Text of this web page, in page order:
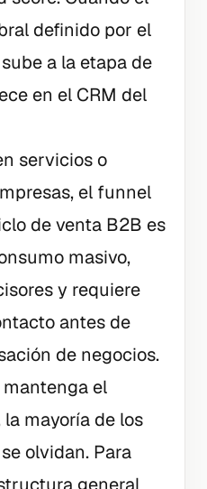
definido por el
a la etapa de
en el CRM del
servicios o
el funnel
de venta B2B es
masivo,
y requiere
antes de
de negocios.
el
mayoría de los
olvidan. Para